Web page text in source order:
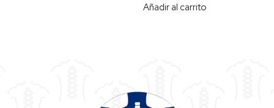
Añadir al carrito